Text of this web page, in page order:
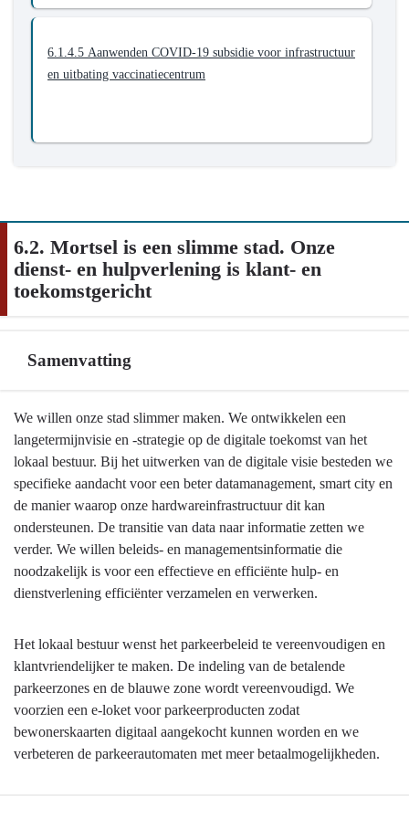
6.1.4.5 Aanwenden COVID-19 subsidie voor infrastructuur
en uitbating vaccinatiecentrum
6.2. Mortsel is een slimme stad. Onze
dienst- en hulpverlening is klant- en
toekomstgericht
Samenvatting
Terug
naar
navigatie
6.2.
Mortsel
een
slimme
Onze
dienst-
hulpverlening
We willen onze stad slimmer maken. We ontwikkelen een
langetermijnvisie en -strategie op de digitale toekomst van het
lokaal bestuur. Bij het uitwerken van de digitale visie besteden we
specifieke aandacht voor een beter datamanagement, smart city en
de manier waarop onze hardwareinfrastructuur dit kan
ondersteunen. De transitie van data naar informatie zetten we
verder. We willen beleids- en managementsinformatie die
noodzakelijk is voor een effectieve en efficiënte hulp- en
dienstverlening efficiënter verzamelen en verwerken.
Het lokaal bestuur wenst het parkeerbeleid te vereenvoudigen en
klantvriendelijker te maken. De indeling van de betalende
parkeerzones en de blauwe zone wordt vereenvoudigd. We
voorzien een e-loket voor parkeerproducten zodat
bewonerskaarten digitaal aangekocht kunnen worden en we
verbeteren de parkeerautomaten met meer betaalmogelijkheden.